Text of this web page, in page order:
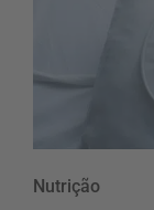
Nutrição